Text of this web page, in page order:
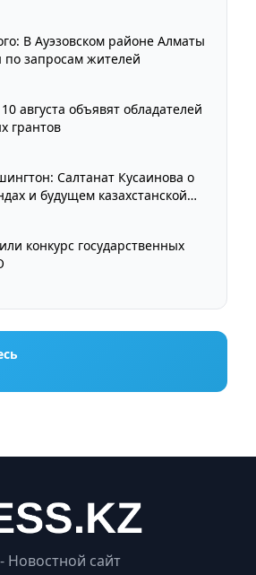
В Ауэзовском районе Алматы
запросам жителей
августа объявят обладателей
грантов
Салтанат Кусаинова о
и будущем казахстанской
конкурс государственных
Новостной сайт